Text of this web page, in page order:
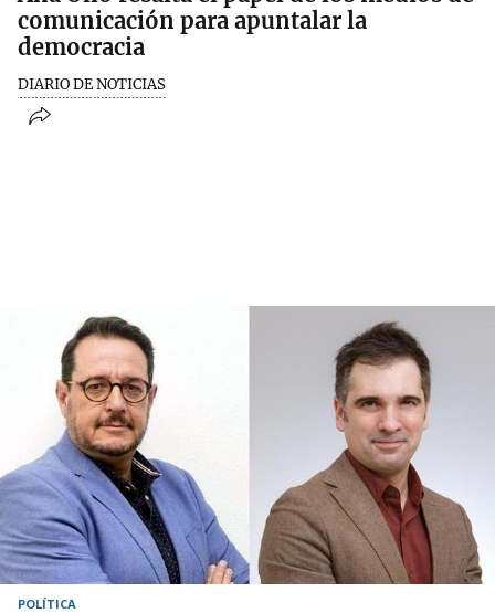
comunicación para apuntalar la
democracia
DIARIO DE NOTICIAS
POLÍTICA